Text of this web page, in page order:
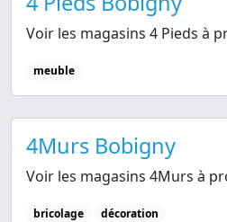
Voir les magasins 4 Pieds à
meuble
4Murs Bobigny
Voir les magasins 4Murs à
bricolage décoration